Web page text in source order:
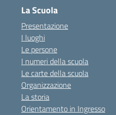
La Scuola
Presentazione
I luoghi
Le persone
I numeri della scuola
Le carte della scuola
Organizzazione
La storia
Orientamento in Ingresso